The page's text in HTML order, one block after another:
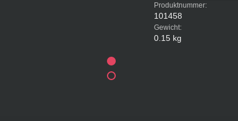
Produktnummer:
101458
Gewicht:
0.15 kg